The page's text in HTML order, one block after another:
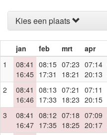
Kies een plaats
jan feb mrt apr
1
08:41
16:45
08:15
17:31
07:23
18:21
07:14
20:13
2
08:41
16:46
08:13
17:33
07:21
18:23
07:11
20:15
3
08:41
16:47
08:12
17:35
07:18
18:25
07:09
20:17